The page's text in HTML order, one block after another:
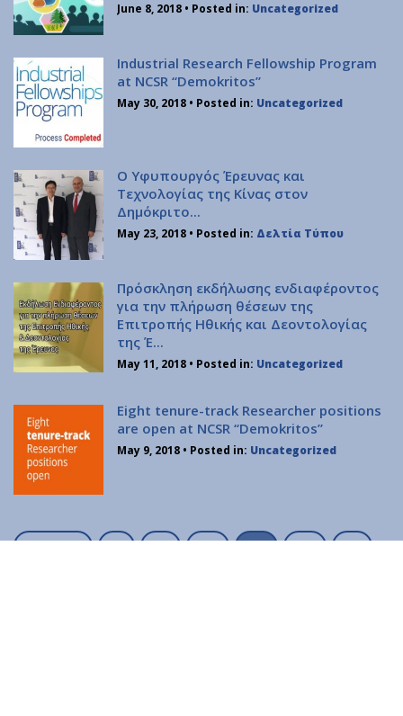
Αρχική
Σχετικά
Γραφείο Εκπαίδευσης
Γραφείο Υγείας, Υγιεινής & Ασφάλειας των Εργαζομένων
Συνεδριακό Κέντρο
Πάρκου
Τεχνολογικό Πάρκο «Λεύκιππος»
Τμήμα Ηλεκτρονικής Διακυβέρνησης
Θέσεις Εργασίας
Προκηρύξεις-Διαγωνισμοί
Σχέδιο Δράσης Ισότητας των Φύλων
Νέα
Εκτέλεση Προϋπολογισμού
Διαύγεια
June 8, 2018 • Posted in: Uncategorized
Industrial Research Fellowship Program
at NCSR “Demokritos”
May 30, 2018 • Posted in: Uncategorized
Ο Υφυπουργός Έρευνας και
Τεχνολογίας της Κίνας στον
Δημόκριτο...
May 23, 2018 • Posted in: Δελτία Τύπου
Πρόσκληση εκδήλωσης ενδιαφέροντος
για την πλήρωση θέσεων της
Επιτροπής Ηθικής και Δεοντολογίας
της Έ...
May 11, 2018 • Posted in: Uncategorized
Eight tenure-track Researcher positions
are open at NCSR “Demokritos”
May 9, 2018 • Posted in: Uncategorized
P Previous 1 … 25 26 27
…